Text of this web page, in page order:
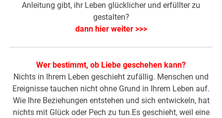
Anleitung gibt, ihr Leben glücklicher und erfüllter zu
gestalten?
dann hier weiter >>>
Wer bestimmt, ob Liebe geschehen kann?
Nichts in Ihrem Leben geschieht zufällig. Menschen und
Ereignisse tauchen nicht ohne Grund in Ihrem Leben auf.
Wie Ihre Beziehungen entstehen und sich entwickeln, hat
nichts mit Glück oder Pech zu tun.Es geschieht, weil eine